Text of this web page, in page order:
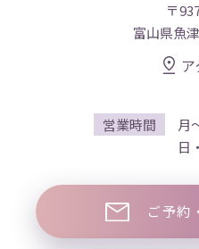
〒
富山県魚
営業時間
月
日
ご予約